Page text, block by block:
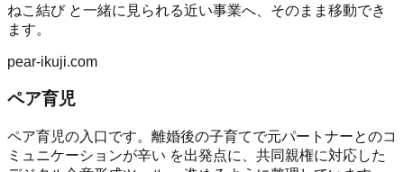
ねこ結びと一緒に見られる近い事業へ、そのまま移動でき
ます。
pear-ikuji.com
ペア育児
ペア育児の入口です。離婚後の子育てで元パートナーとのコ
ミュニケーションが辛い を出発点に、共同親権に対応した